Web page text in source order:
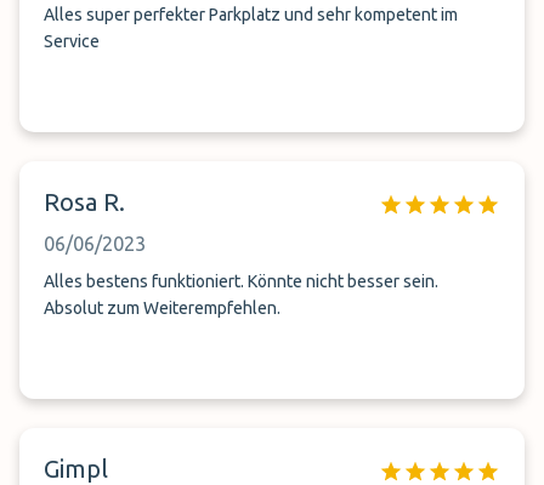
Alles super perfekter Parkplatz und sehr kompetent im
Service
Rosa R.
06/06/2023
Alles bestens funktioniert. Könnte nicht besser sein.
Absolut zum Weiterempfehlen.
Gimpl